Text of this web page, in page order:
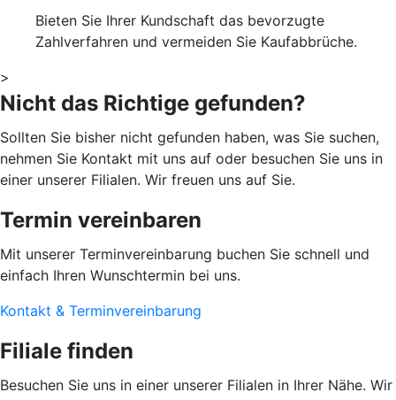
Bieten Sie Ihrer Kundschaft das bevorzugte
Zahlverfahren und vermeiden Sie Kaufabbrüche.
>
Nicht das Richtige gefunden?
Sollten Sie bisher nicht gefunden haben, was Sie suchen,
nehmen Sie Kontakt mit uns auf oder besuchen Sie uns in
einer unserer Filialen. Wir freuen uns auf Sie.
Termin vereinbaren
Mit unserer Terminvereinbarung buchen Sie schnell und
einfach Ihren Wunschtermin bei uns.
Kontakt & Terminvereinbarung
Filiale finden
Besuchen Sie uns in einer unserer Filialen in Ihrer Nähe. Wir